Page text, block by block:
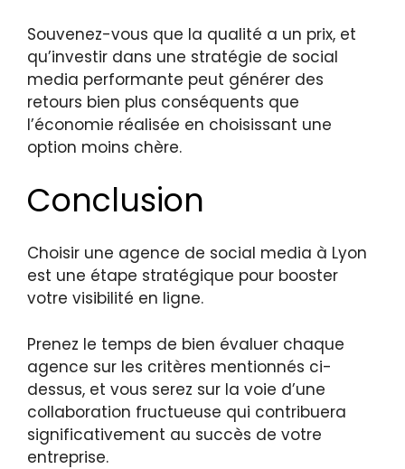
Souvenez-vous que la qualité a un prix, et
qu’investir dans une stratégie de social
media performante peut générer des
retours bien plus conséquents que
l’économie réalisée en choisissant une
option moins chère.
Conclusion
Choisir une agence de social media à Lyon
est une étape stratégique pour booster
votre visibilité en ligne.
Prenez le temps de bien évaluer chaque
agence sur les critères mentionnés ci-
dessus, et vous serez sur la voie d’une
collaboration fructueuse qui contribuera
significativement au succès de votre
entreprise.